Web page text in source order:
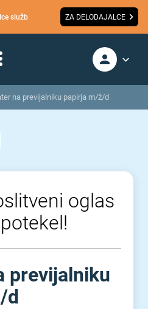
služb ZA DELODAJALCE
na previjalniku papirja m/ž/d
oglas
previjalniku
⁠d